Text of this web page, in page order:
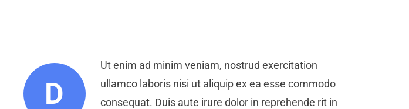
D
Ut enim ad minim veniam, nostrud exercitation
ullamco laboris nisi ut aliquip ex ea esse commodo
consequat. Duis aute irure dolor in reprehende rit in